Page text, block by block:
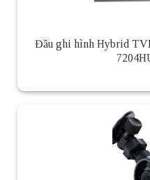
Đầu ghi hình Hybrid